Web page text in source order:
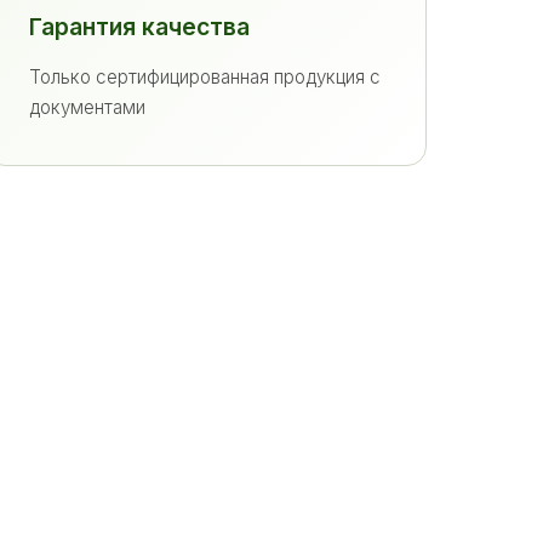
Гарантия качества
Только сертифицированная продукция с
документами